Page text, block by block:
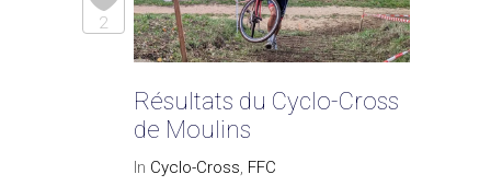
2
Résultats du Cyclo-Cross
de Moulins
In Cyclo-Cross, FFC